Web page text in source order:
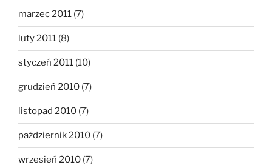
marzec 2011 (7)
luty 2011 (8)
styczeń 2011 (10)
grudzień 2010 (7)
listopad 2010 (7)
październik 2010 (7)
wrzesień 2010 (7)